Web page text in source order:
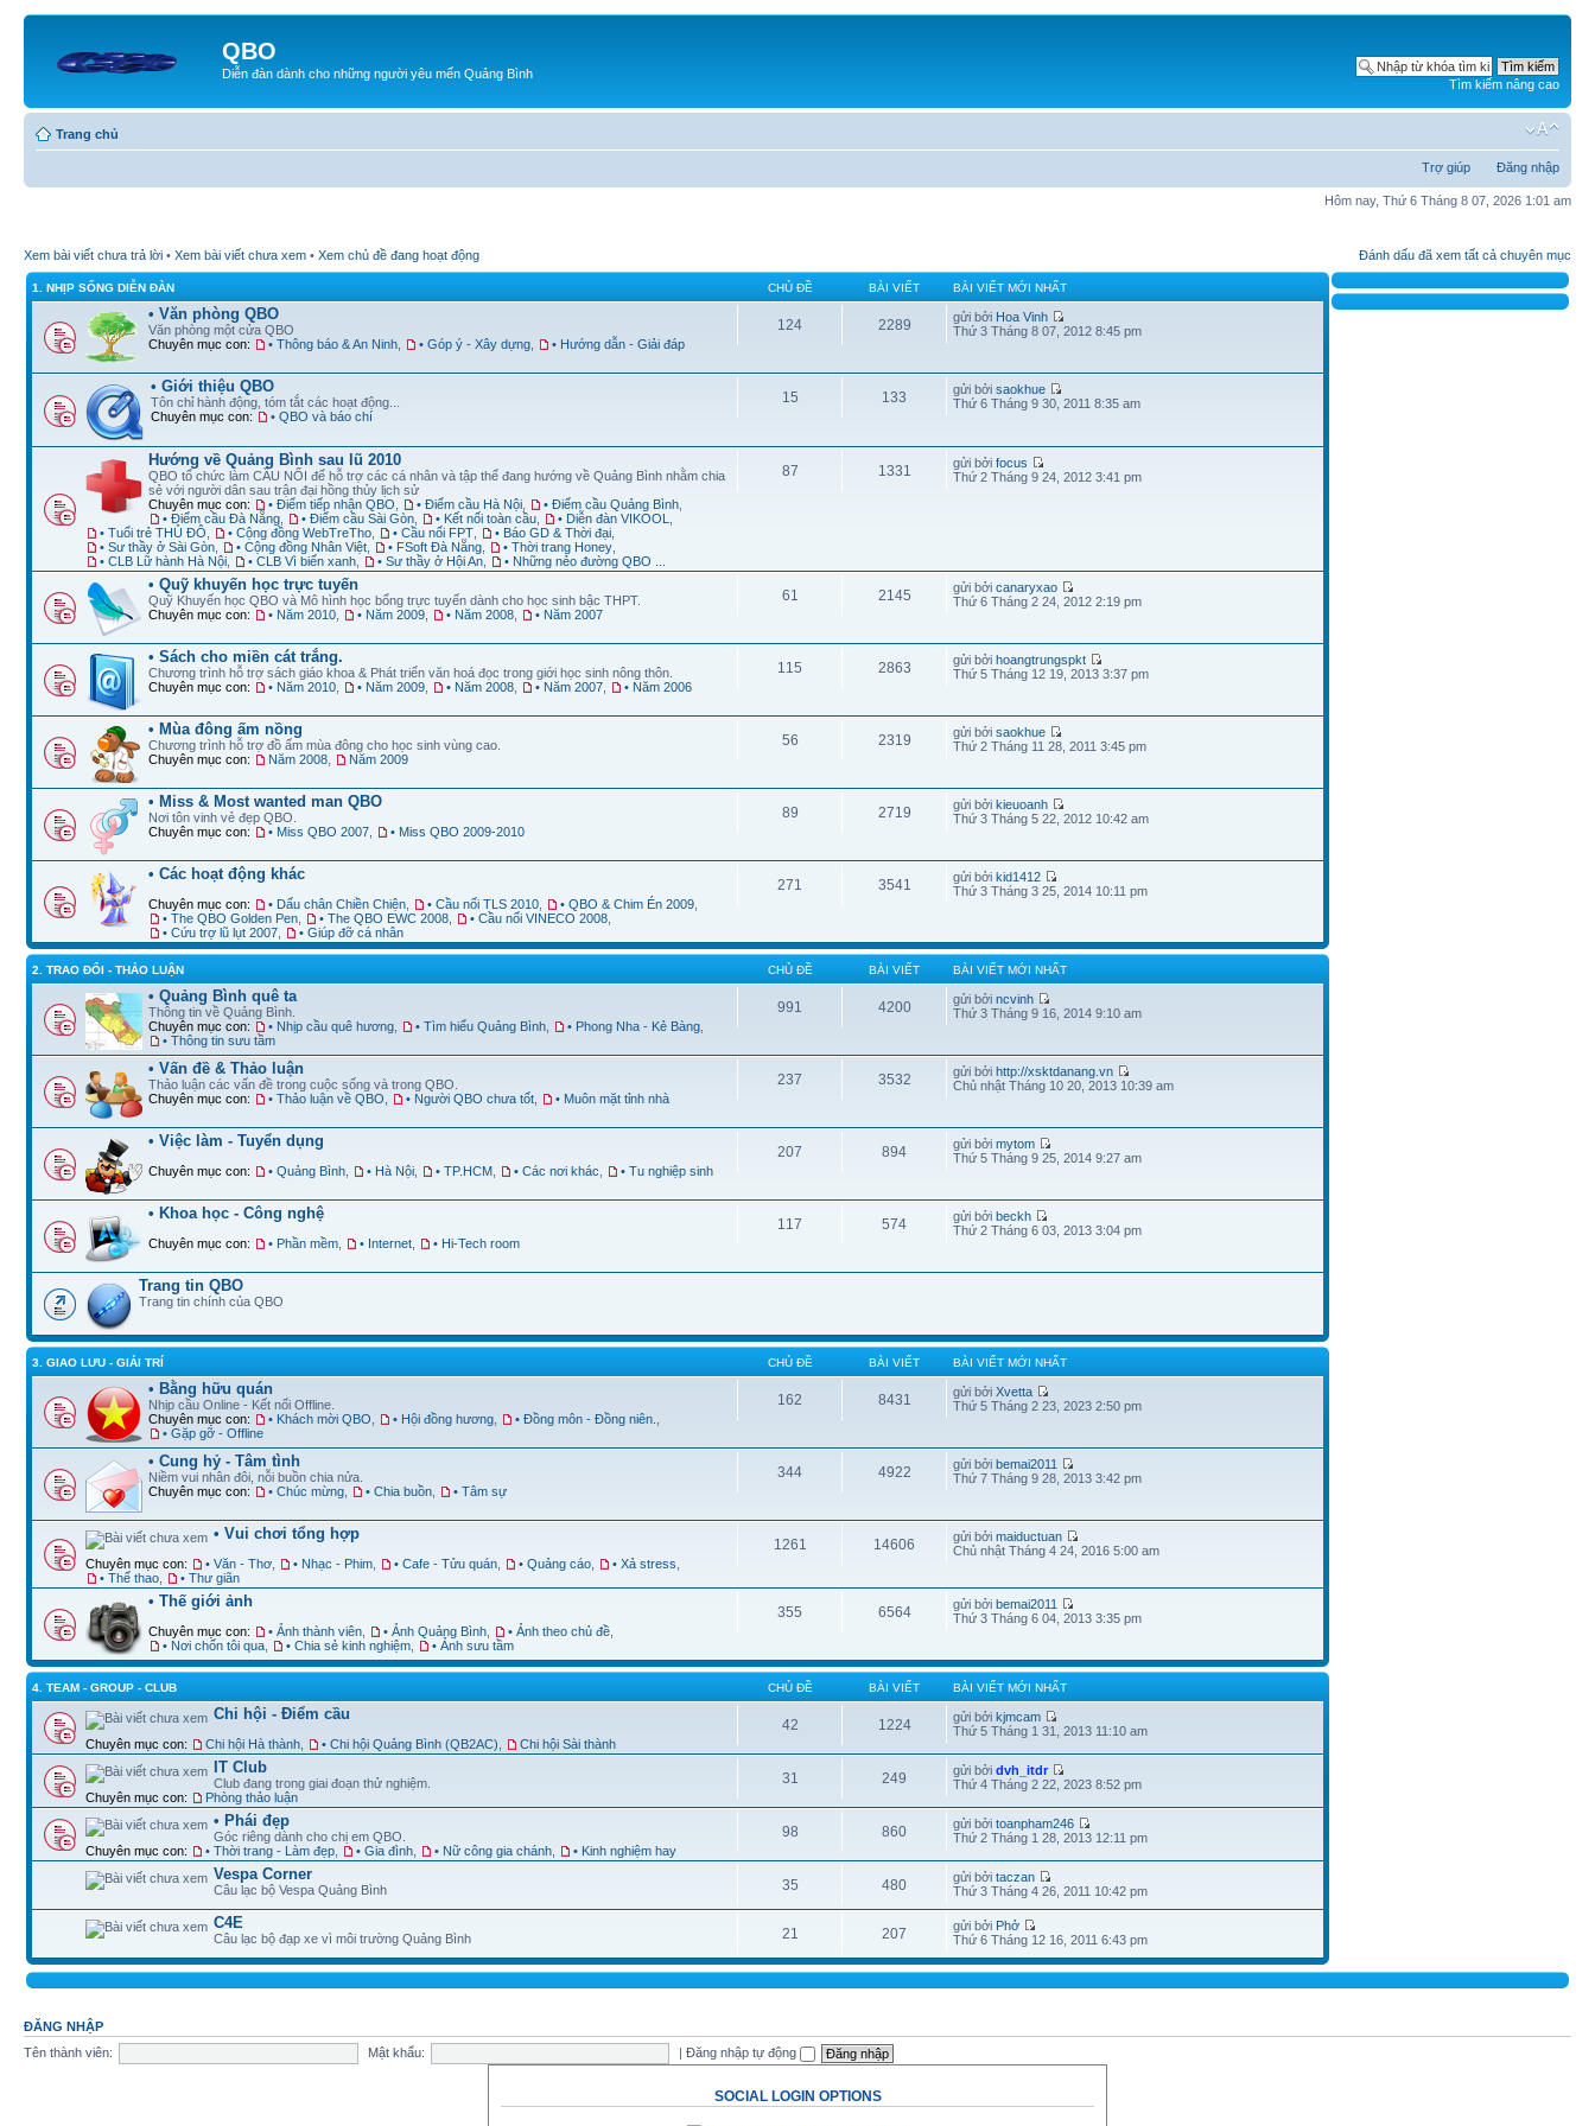
QBO
Diễn đàn dành cho những người yêu mến Quảng Bình
Tìm kiếm nâng cao
Trang chủ
Trợ giúp Đăng nhập
Hôm nay, Thứ 6 Tháng 8 07, 2026 1:01 am
Xem bài viết chưa trả lời • Xem bài viết chưa xem • Xem chủ đề đang hoạt động Đánh dấu đã xem tất cả chuyên mục
1. NHỊP SỐNG DIỄN ĐÀN CHỦ ĐỀ BÀI VIẾT BÀI VIẾT MỚI NHẤT
• Văn phòng QBO
Văn phòng một cửa QBO
Chuyên mục con:
• Thông báo & An Ninh • Góp ý - Xây dựng • Hướng dẫn - Giải đáp
124 2289 gửi bởi Hoa Vinh
Thứ 3 Tháng 8 07, 2012 8:45 pm
• Giới thiệu QBO
Tôn chỉ hành động, tóm tắt các hoạt động...
Chuyên mục con:
• QBO và báo chí
15 133 gửi bởisaokhue
Thứ 6 Tháng 9 30, 2011 8:35 am
Hướng về Quảng Bình sau lũ 2010
QBO tổ chức làm CẦU NỐI để hỗ trợ các cá nhân và tập thể đang hướng về Quảng Bình nhằm chia
sẻ với người dân sau trận đại hồng thủy lịch sử
Chuyên mục con:
• Điểm tiếp nhận QBO • Điểm cầu Hà Nội • Điểm cầu Quảng Bình
• Điểm cầu Đà Nẵng
• Điểm cầu Sài Gòn • Kết nối toàn cầu • Diễn đàn VIKOOL
• Tuổi trẻ THỦ ĐÔ
• Cộng đồng WebTreTho • Cầu nối FPT • Báo GD & Thời đại
• Sư thầy ở Sài Gòn
• Cộng đồng Nhân Việt • FSoft Đà Nẵng • Thời trang Honey
• CLB Lữ hành Hà Nội
• CLB Vì biển xanh • Sư thầy ở Hội An • Những nẻo đường QBO ...
87 1331 gửi bởifocus
Thứ 2 Tháng 9 24, 2012 3:41 pm
• Quỹ khuyến học trực tuyến
Quỹ Khuyến học QBO và Mô hình học bổng trực tuyến dành cho học sinh bậc THPT.
Chuyên mục con:
• Năm 2010 • Năm 2009 • Năm 2008 • Năm 2007
61 2145 gửi bởicanaryxao
Thứ 6 Tháng 2 24, 2012 2:19 pm
• Sách cho miền cát trắng.
Chương trình hỗ trợ sách giáo khoa & Phát triển văn hoá đọc trong giới học sinh nông thôn.
Chuyên mục con:
• Năm 2010 • Năm 2009 • Năm 2008 • Năm 2007 • Năm 2006
115 2863 gửi bởihoangtrungspkt
Thứ 5 Tháng 12 19, 2013 3:37 pm
• Mùa đông ấm nồng
Chương trình hỗ trợ đồ ấm mùa đông cho học sinh vùng cao.
Chuyên mục con:
Năm 2008 Năm 2009
56 2319 gửi bởisaokhue
Thứ 2 Tháng 11 28, 2011 3:45 pm
• Miss & Most wanted man QBO
Nơi tôn vinh vẻ đẹp QBO.
Chuyên mục con:
• Miss QBO 2007 • Miss QBO 2009-2010
89 2719 gửi bởikieuoanh
Thứ 3 Tháng 5 22, 2012 10:42 am
• Các hoạt động khác
Chuyên mục con: • Dấu chân Chiền Chiện • Cầu nối TLS 2010 • QBO & Chim Én 2009
• The QBO Golden Pen
• The QBO EWC 2008 • Cầu nối VINECO 2008
• Cứu trợ lũ lụt 2007
• Giúp đỡ cá nhân
271 3541 gửi bởikid1412
Thứ 3 Tháng 3 25, 2014 10:11 pm
2. TRAO ĐỔI - THẢO LUẬN CHỦ ĐỀ BÀI VIẾT BÀI VIẾT MỚI NHẤT
• Quảng Bình quê ta
Thông tin về Quảng Bình.
Chuyên mục con:
• Nhịp cầu quê hương • Tìm hiểu Quảng Bình • Phong Nha - Kẻ Bàng
• Thông tin sưu tầm
991 4200 gửi bởincvinh
Thứ 3 Tháng 9 16, 2014 9:10 am
• Vấn đề & Thảo luận
Thảo luận các vấn đề trong cuộc sống và trong QBO.
Chuyên mục con:
• Thảo luận về QBO • Người QBO chưa tốt • Muôn mặt tỉnh nhà
237 3532 gửi bởihttp://xsktdanang.vn
Chủ nhật Tháng 10 20, 2013 10:39 am
• Việc làm - Tuyển dụng
Chuyên mục con: • Quảng Bình • Hà Nội • TP.HCM • Các nơi khác • Tu nghiệp sinh
207 894 gửi bởimytom
Thứ 5 Tháng 9 25, 2014 9:27 am
• Khoa học - Công nghệ
Chuyên mục con: • Phần mềm • Internet • Hi-Tech room
117 574 gửi bởibeckh
Thứ 2 Tháng 6 03, 2013 3:04 pm
Trang tin QBO
Trang tin chính của QBO
3. GIAO LƯU - GIẢI TRÍ CHỦ ĐỀ BÀI VIẾT BÀI VIẾT MỚI NHẤT
• Bằng hữu quán
Nhịp cầu Online - Kết nối Offline.
Chuyên mục con:
• Khách mời QBO • Hội đồng hương • Đồng môn - Đồng niên.
• Gặp gỡ - Offline
162 8431 gửi bởiXvetta
Thứ 5 Tháng 2 23, 2023 2:50 pm
• Cung hỷ - Tâm tình
Niềm vui nhân đôi, nỗi buồn chia nửa.
Chuyên mục con:
• Chúc mừng • Chia buồn • Tâm sự
344 4922 gửi bởibemai2011
Thứ 7 Tháng 9 28, 2013 3:42 pm
• Vui chơi tổng hợp
Chuyên mục con: • Văn - Thơ • Nhạc - Phim • Cafe - Tửu quán • Quảng cáo • Xả stress
• Thể thao
• Thư giãn
1261 14606 gửi bởimaiductuan
Chủ nhật Tháng 4 24, 2016 5:00 am
• Thế giới ảnh
Chuyên mục con: • Ảnh thành viên • Ảnh Quảng Bình • Ảnh theo chủ đề
• Nơi chốn tôi qua
• Chia sẻ kinh nghiệm • Ảnh sưu tầm
355 6564 gửi bởibemai2011
Thứ 3 Tháng 6 04, 2013 3:35 pm
4. TEAM - GROUP - CLUB CHỦ ĐỀ BÀI VIẾT BÀI VIẾT MỚI NHẤT
Chi hội - Điểm cầu
Chuyên mục con: Chi hội Hà thành • Chi hội Quảng Bình (QB2AC) Chi hội Sài thành
42 1224 gửi bởikjmcam
Thứ 5 Tháng 1 31, 2013 11:10 am
IT Club
Club đang trong giai đoạn thử nghiệm.
Chuyên mục con:
Phòng thảo luận
31 249 gửi bởidvh_itdr
Thứ 4 Tháng 2 22, 2023 8:52 pm
• Phái đẹp
Góc riêng dành cho chị em QBO.
Chuyên mục con:
• Thời trang - Làm đẹp • Gia đình • Nữ công gia chánh • Kinh nghiệm hay
98 860 gửi bởitoanpham246
Thứ 2 Tháng 1 28, 2013 12:11 pm
Vespa Corner
Câu lạc bộ Vespa Quảng Bình 35 480 gửi bởitaczan
Thứ 3 Tháng 4 26, 2011 10:42 pm
C4E
Câu lạc bộ đạp xe vì môi trường Quảng Bình 21 207 gửi bởi Phở
Thứ 6 Tháng 12 16, 2011 6:43 pm
ĐĂNG NHẬP
Tên thành viên:
Mật khẩu: |Đăng nhập tự động
SOCIAL LOGIN OPTIONS